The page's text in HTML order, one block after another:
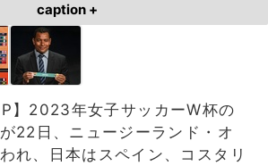
caption +
】2023年女子サッカーW杯の
22日、ニュージーランド・オ
れ、日本はスペイン、コスタリ